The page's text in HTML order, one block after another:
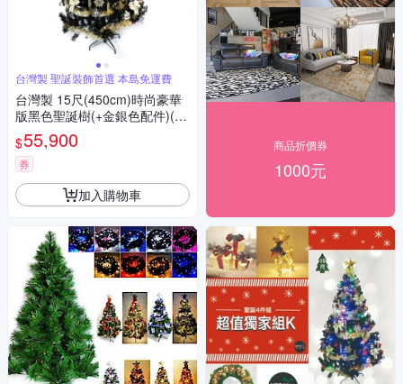
台灣製 聖誕裝飾首選 本島免運費
台灣製 15尺(450cm)時尚豪華
版黑色聖誕樹(+金銀色配件)(不
含燈) 本島免運費
$55,900
券
加入購物車
商品折價券
1000元